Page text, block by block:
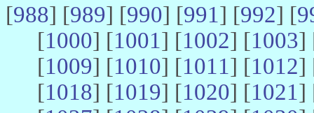
[988] [989] [990] [991] [992] [
[1000] [1001] [1002] [1003]
[1009] [1010] [1011] [1012]
[1018] [1019] [1020] [1021]